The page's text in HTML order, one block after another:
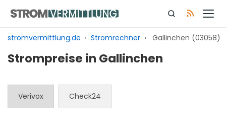
Inhalt
springen
stromvermittlung.de › Stromrechner › Gallinchen (03058)
Strompreise in Gallinchen
Verivox Check24